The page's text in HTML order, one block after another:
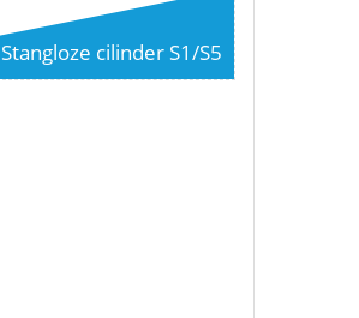
Stangloze cilinder S1/S5